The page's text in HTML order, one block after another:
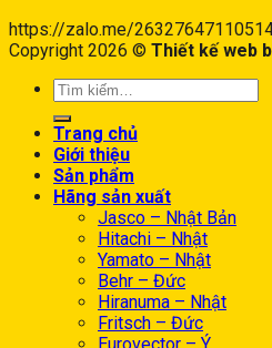
https://zalo.me/
Copyright 2026 © Thiết kế web
Trang chủ
Giới thiệu
Sản phẩm
Hãng sản xuất
Jasco – Nhật Bản
Hitachi – Nhật
Yamato – Nhật
Behr – Đức
Hiranuma – Nhật
Fritsch – Đức